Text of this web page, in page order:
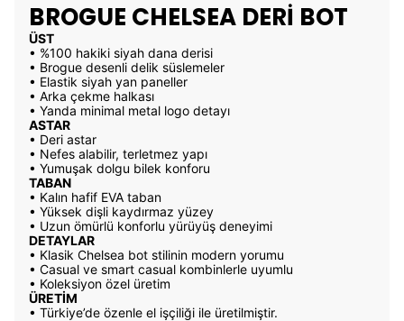
BROGUE CHELSEA DERİ BOT
ÜST
• %100 hakiki siyah dana derisi
• Brogue desenli delik süslemeler
• Elastik siyah yan paneller
• Arka çekme halkası
• Yanda minimal metal logo detayı
ASTAR
• Deri astar
• Nefes alabilir, terletmez yapı
• Yumuşak dolgu bilek konforu
TABAN
• Kalın hafif EVA taban
• Yüksek dişli kaydırmaz yüzey
• Uzun ömürlü konforlu yürüyüş deneyimi
DETAYLAR
• Klasik Chelsea bot stilinin modern yorumu
• Casual ve smart casual kombinlerle uyumlu
• Koleksiyon özel üretim
ÜRETİM
• Türkiye’de özenle el işçiliği ile üretilmiştir.